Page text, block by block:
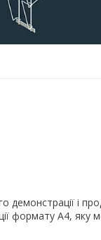
демонстрації і
формату А4, яку